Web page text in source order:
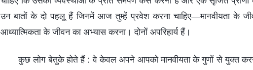
उन बातों के दो पहलू हैं जिनमें आज तुम्हें प्रवेश करना चाहिए—मानवीयता के
आध्यात्मिकता के जीवन का अभ्यास करना। दोनों अपरिहार्य हैं।
कुछ लोग बेतुके होते हैं : वे केवल अपने आपको मानवीयता के गुणों से युक्त